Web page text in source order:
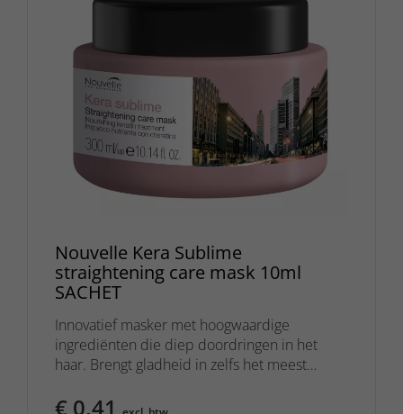
Nouvelle Kera Sublime
straightening care mask 10ml
SACHET
Innovatief masker met hoogwaardige
ingrediënten die diep doordringen in het
haar. Brengt gladheid in zelfs het meest
€ 0,41